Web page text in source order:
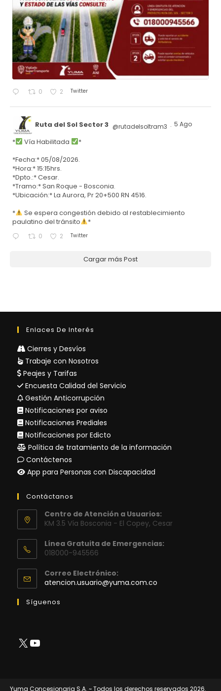
0 2 Twitter
Ruta del Sol Sector 3 @rutadelsoltram3 · 5 Ago
* Vía Habilitada
*
*Fecha:* 05/08/2026.
*Hora:* 15:15hrs.
*Dpto.:* Cesar.
*Tramo:* San Roque - Bosconia.
*Ubicación:* La Aurora, Pr 20+500 RN 4516.
*
Se espera congestión debido al restablecimiento
paulatino del tránsito
*
0 2 Twitter
Cargar más Post
Enlaces De Interés
Cierres y Desvíos
Trabaje con Nosotros
Peajes y Tarifas
Encuesta Calidad del Servicio
Gestión Anticorrupción
Notificaciones por aviso
Notificaciones Prediales
Notificaciones por Edicto
Política de tratamiento de la información
Contáctenos
App para Personas con Discapacidad
Contáctanos
Centro de Atención a Usuarios:
KM 3.5 Vía Bosconia - El Copey, Cesar
Línea Gratuita de Emergencias:
018000-945566
Correo Electrónico:
atencion.usuario@yuma.com.co
Síguenos
X YouTube
Yuma Concesionaria S.A. ~ Todos los derechos reservados 2026.